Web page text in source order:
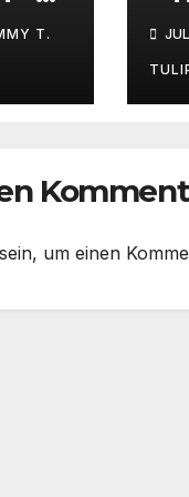
T.
sein, um einen